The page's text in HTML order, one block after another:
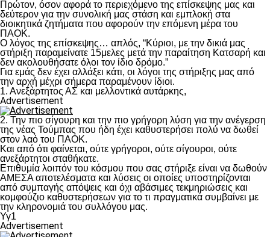
Πρώτον, όσον αφορά το περιεχόμενο της επίσκεψης μας και
δεύτερον για την συνολική μας στάση και εμπλοκή στα
διοικητικά ζητήματα που αφορούν την επόμενη μέρα του
ΠΑΟΚ.
Ο λόγος της επίσκεψης… απλός, “Κύριοι, με την δικιά μας
στήριξη παραμείνατε 15μελες μετά την παραίτηση Κατσαρή και
δεν ακολουθήσατε όλοι τον ίδιο δρόμο.”
Για εμάς δεν έχει αλλάξει κάτι, οι λόγοι της στήριξης μας από
την αρχή μέχρι σήμερα παραμένουν ίδιοι.
1. Ανεξάρτητος ΑΣ και μελλοντικά αυτάρκης,
Advertisement
2. Την πιο σίγουρη και την πιο γρήγορη λύση για την ανέγερση
της νέας Τούμπας που ήδη έχει καθυστερήσει πολύ να δωθεί
στον λαό του ΠΑΟΚ.
Και από ότι φαίνεται, ούτε γρήγοροι, ούτε σίγουροι, ούτε
ανεξάρτητοι σταθήκατε.
Επιθυμία λοιπόν του κόσμου που σας στήριξε είναι να δωθούν
ΑΜΕΣΑ αποτελέσματα και λύσεις οι οποίες υποστηρίζονται
από συμπαγής απόψεις και όχι αβάσιμες τεκμηριώσεις και
κομφούζιο καθυστερήσεων για το τι πραγματικά συμβαίνει με
την κληρονομιά του συλλόγου μας.
Υγ1
Advertisement